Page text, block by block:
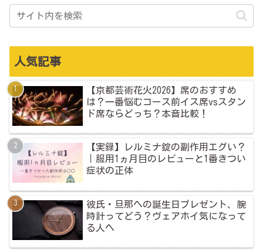
人気記事
【京都芸術花火2026】席のおすすめ
は？一番悩むコース前イス席vsスタン
ド席ならどっち？本音比較！
【実録】レルミナ錠の副作用エグい？
｜服用1ヵ月目のレビューと1番きつい
症状の正体
彼氏・旦那への誕生日プレゼント、腕
時計ってどう？ヴェアホイ気になって
る人へ